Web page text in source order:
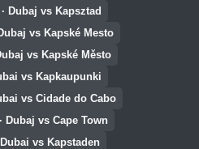
Dubaj vs Kapsztad
vs Kapské Mesto
vs Kapské Město
vs Kapkaupunki
vs Cidade do Cabo
Dubaj vs Cape Town
vs Kapstaden